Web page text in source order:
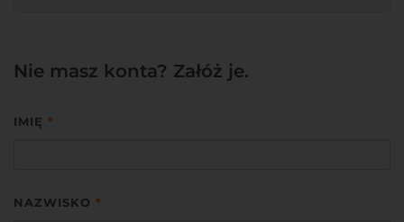
Nie masz konta? Załóż je.
IMIĘ *
NAZWISKO *